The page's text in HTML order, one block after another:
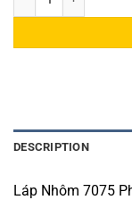
DESCRIPTION
Láp Nhôm 7075